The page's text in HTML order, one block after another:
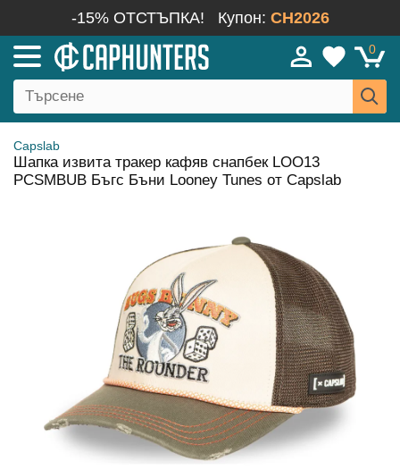
-15% ОТСТЪПКА! Купон: CH2026
0
Capslab
Шапка извита тракер кафяв снапбек LOO13
PCSMBUB Бъгс Бъни Looney Tunes от Capslab